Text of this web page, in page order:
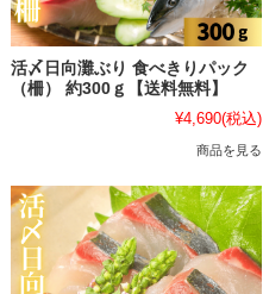
活〆日向灘ぶり 食べきりパック
（柵） 約300ｇ【送料無料】
¥4,690(税込)
商品を見る